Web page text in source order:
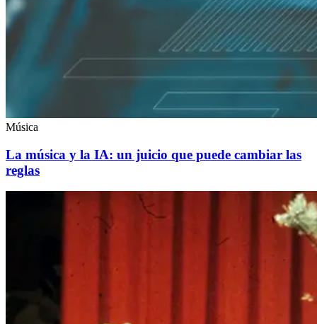
Música
La música y la IA: un juicio que puede cambiar las
reglas